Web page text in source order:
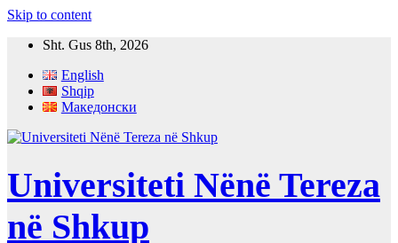
Skip to content
Sht. Gus 8th, 2026
English
Shqip
Македонски
Universiteti Nënë Tereza
në Shkup